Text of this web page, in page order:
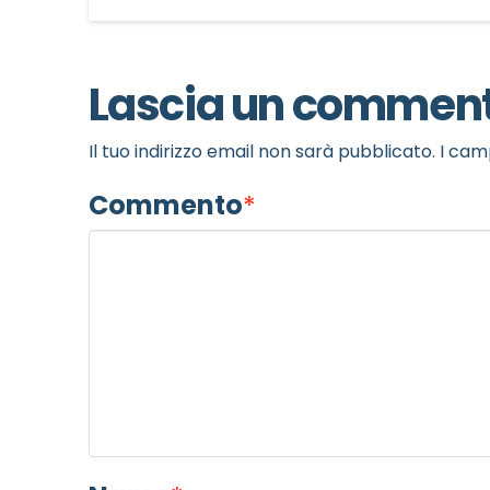
Lascia un
Il tuo indirizzo email non sarà pubblicato. I
Commento*
Desidero rimanere